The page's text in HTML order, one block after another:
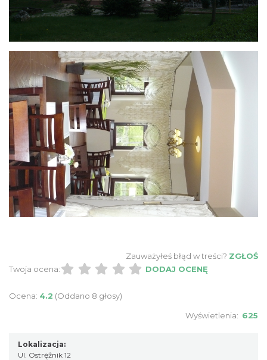
Zauważyłeś błąd w treści? ZGŁOŚ
Twoja ocena:
DODAJ OCENĘ
Ocena: 4.2 (Oddano 8 głosy)
Wyświetlenia: 625
Lokalizacja:
Ul. Ostrężnik 12